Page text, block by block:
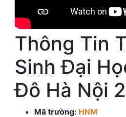
Thông Tin
Sinh Đại
Đô Hà Nội
Mã trường: HNM